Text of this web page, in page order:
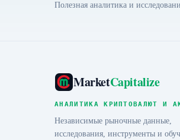
Полезная аналитика и
MarketCapitalize
АНАЛИТИКА КРИПТОВАЛЮТ И
Независимые рыночные данные,
исследования, инструменты и